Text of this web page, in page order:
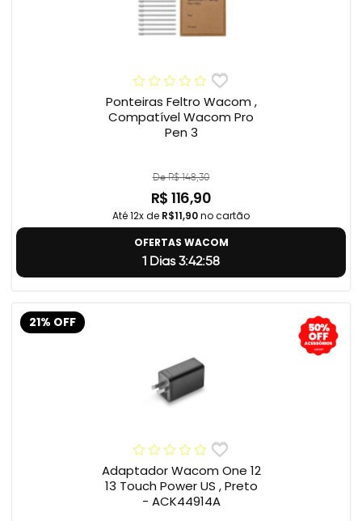
Ponteiras Feltro Wacom ,
Compatível Wacom Pro
Pen 3
De R$ 148,30
R$ 116,90
Até 12x de R$11,90no cartão
OFERTAS WACOM
1 Dias 3:42:57
21% OFF
Adaptador Wacom One 12
13 Touch Power US , Preto
- ACK44914A